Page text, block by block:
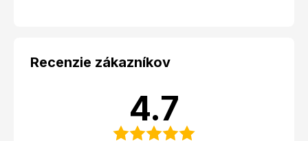
Recenzie zákazníkov
4.7